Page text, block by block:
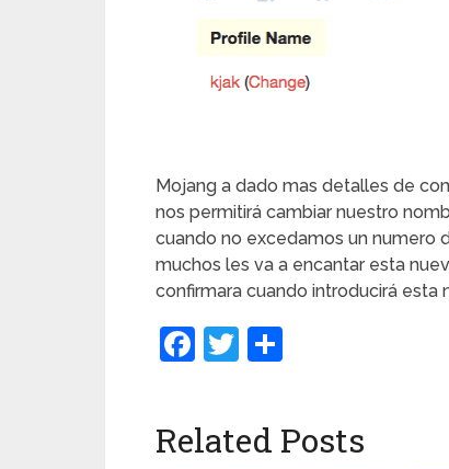
Mojang a dado mas detalles de
nos permitirá cambiar nuestro
cuando no excedamos un numero
muchos les va a encantar esta
confirmara cuando introducirá esta
Facebook
Twitter
Related Posts